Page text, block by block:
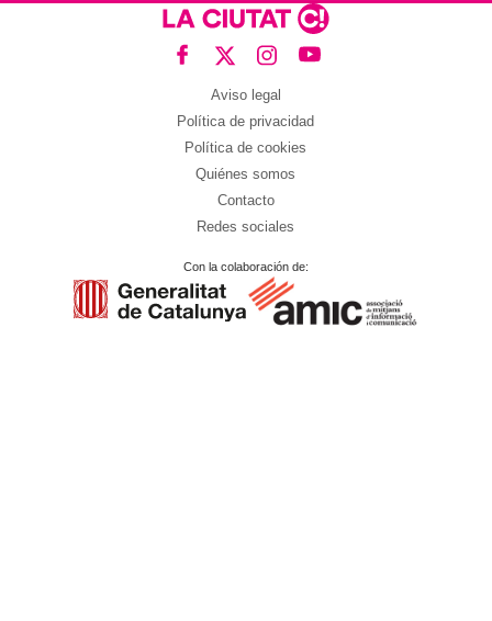
Aviso legal
Política de privacidad
Política de cookies
Quiénes somos
Contacto
Redes sociales
Con la colaboración de: